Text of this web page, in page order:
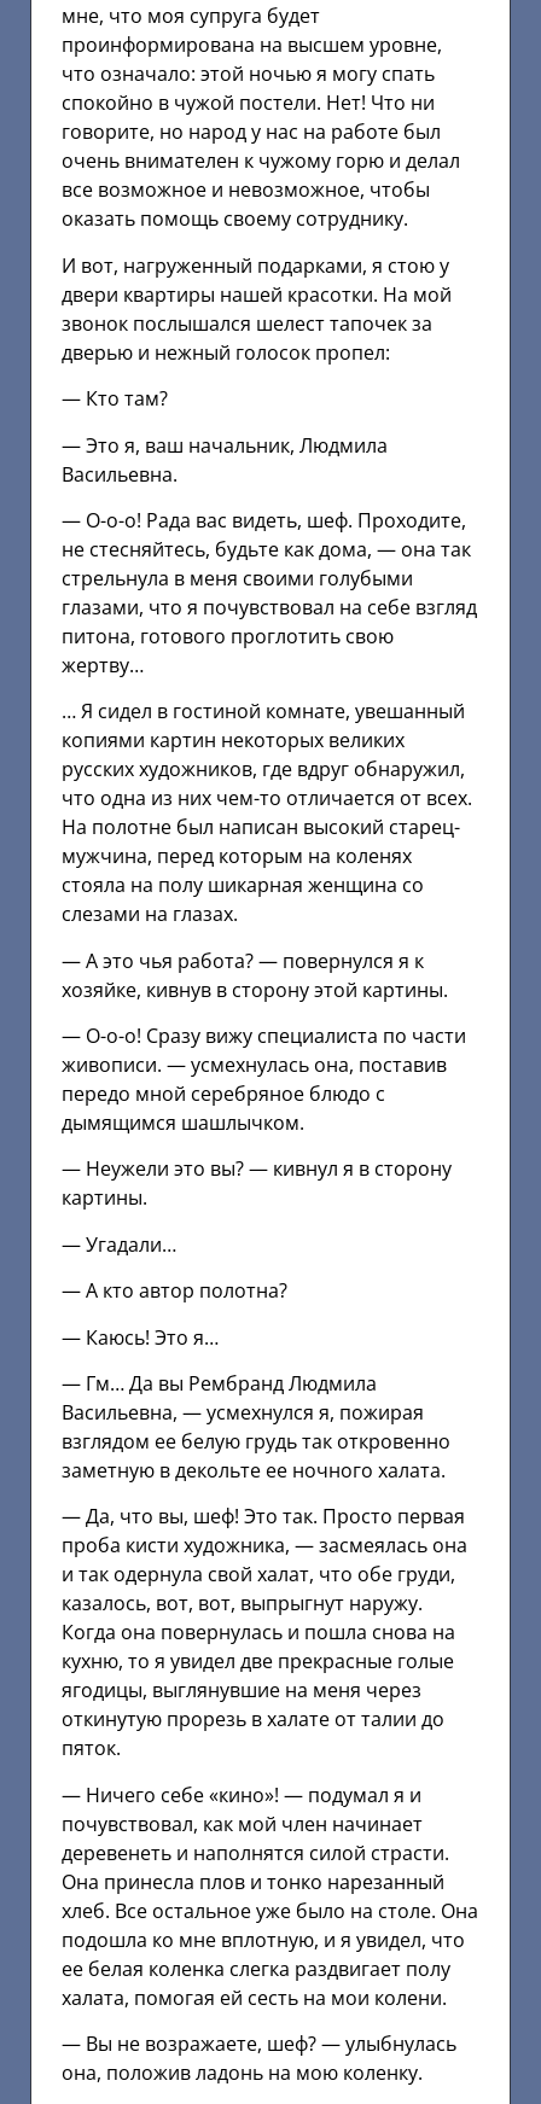
мне, что моя супруга будет
проинформирована на высшем уровне,
что означало: этой ночью я могу спать
спокойно в чужой постели. Нет! Что ни
говорите, но народ у нас на работе был
очень внимателен к чужому горю и делал
все возможное и невозможное, чтобы
оказать помощь своему сотруднику.
И вот, нагруженный подарками, я стою у
двери квартиры нашей красотки. На мой
звонок послышался шелест тапочек за
дверью и нежный голосок пропел:
— Кто там?
— Это я, ваш начальник, Людмила
Васильевна.
— О-о-о! Рада вас видеть, шеф. Проходите,
не стесняйтесь, будьте как дома, — она так
стрельнула в меня своими голубыми
глазами, что я почувствовал на себе взгляд
питона, готового проглотить свою
жертву…
… Я сидел в гостиной комнате, увешанный
копиями картин некоторых великих
русских художников, где вдруг обнаружил,
что одна из них чем-то отличается от всех.
На полотне был написан высокий старец-
мужчина, перед которым на коленях
стояла на полу шикарная женщина со
слезами на глазах.
— А это чья работа? — повернулся я к
хозяйке, кивнув в сторону этой картины.
— О-о-о! Сразу вижу специалиста по части
живописи. — усмехнулась она, поставив
передо мной серебряное блюдо с
дымящимся шашлычком.
— Неужели это вы? — кивнул я в сторону
картины.
— Угадали…
— А кто автор полотна?
— Каюсь! Это я…
— Гм… Да вы Рембранд Людмила
Васильевна, — усмехнулся я, пожирая
взглядом ее белую грудь так откровенно
заметную в декольте ее ночного халата.
— Да, что вы, шеф! Это так. Просто первая
проба кисти художника, — засмеялась она
и так одернула свой халат, что обе груди,
казалось, вот, вот, выпрыгнут наружу.
Когда она повернулась и пошла снова на
кухню, то я увидел две прекрасные голые
ягодицы, выглянувшие на меня через
откинутую прорезь в халате от талии до
пяток.
— Ничего себе «кино»! — подумал я и
почувствовал, как мой член начинает
деревенеть и наполнятся силой страсти.
Она принесла плов и тонко нарезанный
хлеб. Все остальное уже было на столе. Она
подошла ко мне вплотную, и я увидел, что
ее белая коленка слегка раздвигает полу
халата, помогая ей сесть на мои колени.
— Вы не возражаете, шеф? — улыбнулась
она, положив ладонь на мою коленку.